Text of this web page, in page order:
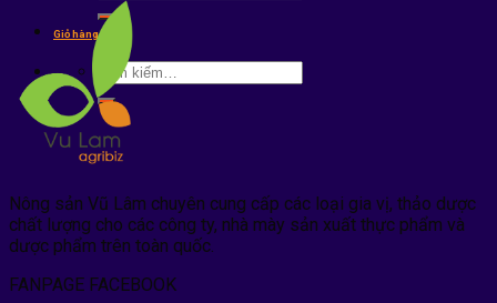
kiếm:
Giỏ hàng /
Tìm
kiếm:
Nông sản Vũ Lâm chuyên cung cấp các loại gia vị, thảo dược
chất lượng cho các công ty, nhà mày sản xuất thực phẩm và
dược phẩm trên toàn quốc.
FANPAGE FACEBOOK